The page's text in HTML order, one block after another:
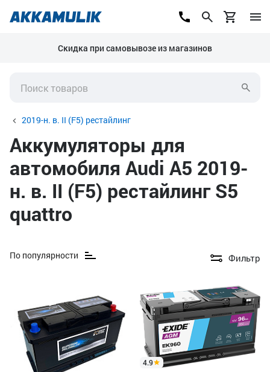
Скидка при самовывозе из магазинов
2019-н. в. II (F5) рестайлинг
Аккумуляторы для
автомобиля Audi A5 2019-
н. в. II (F5) рестайлинг S5
quattro
По популярности Фильтр
4.9